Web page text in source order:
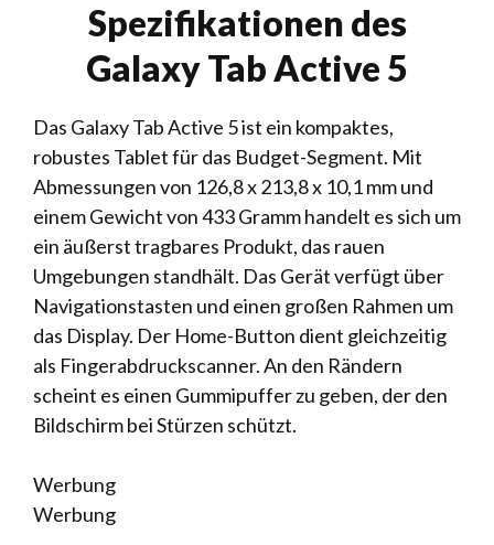
Spezifikationen des
Galaxy Tab Active 5
Das Galaxy Tab Active 5 ist ein kompaktes,
robustes Tablet für das Budget-Segment. Mit
Abmessungen von 126,8 x 213,8 ​​x 10,1 mm und
einem Gewicht von 433 Gramm handelt es sich um
ein äußerst tragbares Produkt, das rauen
Umgebungen standhält. Das Gerät verfügt über
Navigationstasten und einen großen Rahmen um
das Display. Der Home-Button dient gleichzeitig
als Fingerabdruckscanner. An den Rändern
scheint es einen Gummipuffer zu geben, der den
Bildschirm bei Stürzen schützt.
Werbung
Werbung